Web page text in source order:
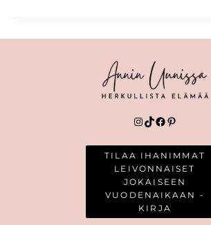
Instagram
TikTok
Facebook
Pinterest
TILAA IHANIMMAT
LEIVONNAISET
JOKAISEEN
VUODENAIKAAN -
KIRJA